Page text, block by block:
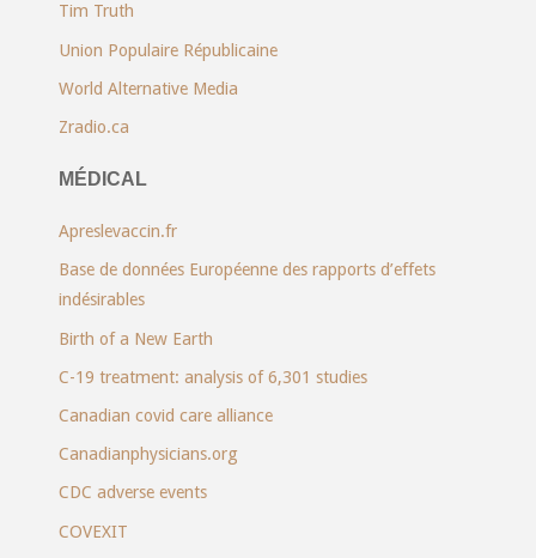
Tim Truth
Union Populaire Républicaine
World Alternative Media
Zradio.ca
MÉDICAL
Apreslevaccin.fr
Base de données Européenne des rapports d’effets
indésirables
Birth of a New Earth
C-19 treatment: analysis of 6,301 studies
Canadian covid care alliance
Canadianphysicians.org
CDC adverse events
COVEXIT